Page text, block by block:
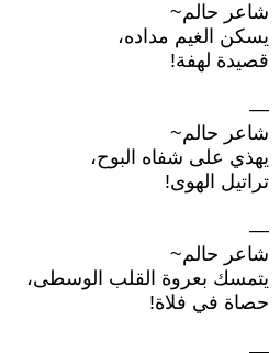
شاعر حالم~
يسكن الغيم مداده،
قصيدة لهفة!
—
شاعر حالم~
يهذي على شفاه البوح،
تراتيل الهوى!
—
شاعر حالم~
يتمسك بعروة القلب الوسطى،
حصاة في فلاة!